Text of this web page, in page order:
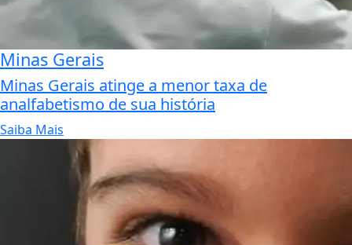
Minas Gerais
Minas Gerais atinge a menor taxa de
analfabetismo de sua história
Saiba Mais